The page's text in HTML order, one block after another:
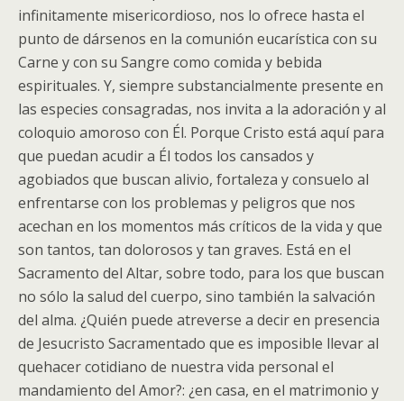
infinitamente misericordioso, nos lo ofrece hasta el
punto de dársenos en la comunión eucarística con su
Carne y con su Sangre como comida y bebida
espirituales. Y, siempre substancialmente presente en
las especies consagradas, nos invita a la adoración y al
coloquio amoroso con Él. Porque Cristo está aquí para
que puedan acudir a Él todos los cansados y
agobiados que buscan alivio, fortaleza y consuelo al
enfrentarse con los problemas y peligros que nos
acechan en los momentos más críticos de la vida y que
son tantos, tan dolorosos y tan graves. Está en el
Sacramento del Altar, sobre todo, para los que buscan
no sólo la salud del cuerpo, sino también la salvación
del alma. ¿Quién puede atreverse a decir en presencia
de Jesucristo Sacramentado que es imposible llevar al
quehacer cotidiano de nuestra vida personal el
mandamiento del Amor?: ¿en casa, en el matrimonio y